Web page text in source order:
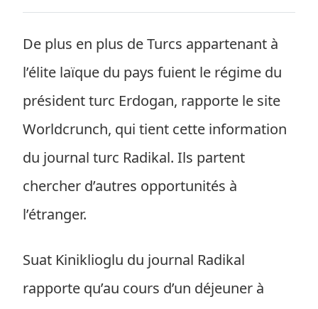
De plus en plus de Turcs appartenant à
l’élite laïque du pays fuient le régime du
président turc Erdogan, rapporte le site
Worldcrunch, qui tient cette information
du journal turc Radikal. Ils partent
chercher d’autres opportunités à
l’étranger.
Suat Kiniklioglu du journal Radikal
rapporte qu’au cours d’un déjeuner à